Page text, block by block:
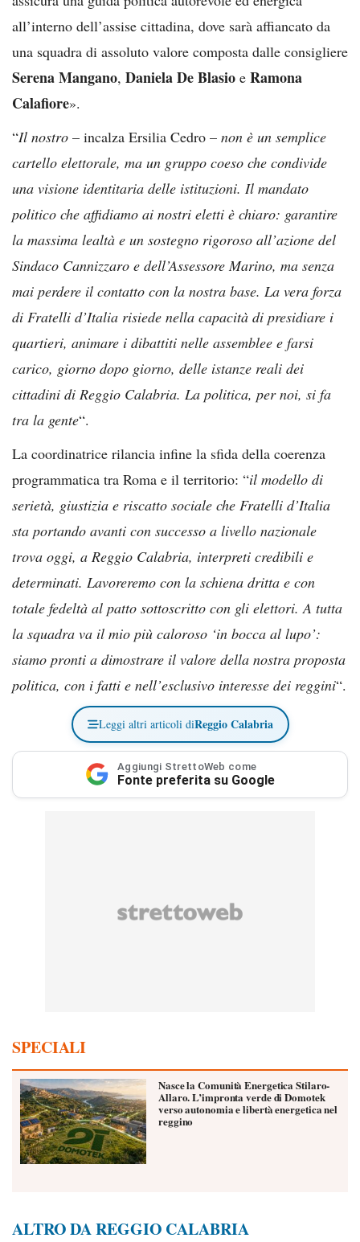
all’interno dell’assise cittadina, dove sarà affiancato da
una squadra di assoluto valore composta dalle consigliere
Serena Mangano, Daniela De Blasio e Ramona
Calafiore».
“Il nostro – incalza Ersilia Cedro – non è un semplice
cartello elettorale, ma un gruppo coeso che condivide
una visione identitaria delle istituzioni. Il mandato
politico che affidiamo ai nostri eletti è chiaro: garantire
la massima lealtà e un sostegno rigoroso all’azione del
Sindaco Cannizzaro e dell’Assessore Marino, ma senza
mai perdere il contatto con la nostra base. La vera forza
di Fratelli d’Italia risiede nella capacità di presidiare i
quartieri, animare i dibattiti nelle assemblee e farsi
carico, giorno dopo giorno, delle istanze reali dei
cittadini di Reggio Calabria. La politica, per noi, si fa
tra la gente“.
La coordinatrice rilancia infine la sfida della coerenza
programmatica tra Roma e il territorio: “il modello di
serietà, giustizia e riscatto sociale che Fratelli d’Italia
sta portando avanti con successo a livello nazionale
trova oggi, a Reggio Calabria, interpreti credibili e
determinati. Lavoreremo con la schiena dritta e con
totale fedeltà al patto sottoscritto con gli elettori. A tutta
la squadra va il mio più caloroso ‘in bocca al lupo’:
siamo pronti a dimostrare il valore della nostra proposta
politica, con i fatti e nell’esclusivo interesse dei reggini“.
Leggi altri articoli diReggio Calabria
Aggiungi StrettoWeb come
Fonte preferita su Google
SPECIALI
Nasce la Comunità Energetica Stilaro-
Allaro. L’impronta verde di Domotek
verso autonomia e libertà energetica nel
reggino
ALTRO DA REGGIO CALABRIA